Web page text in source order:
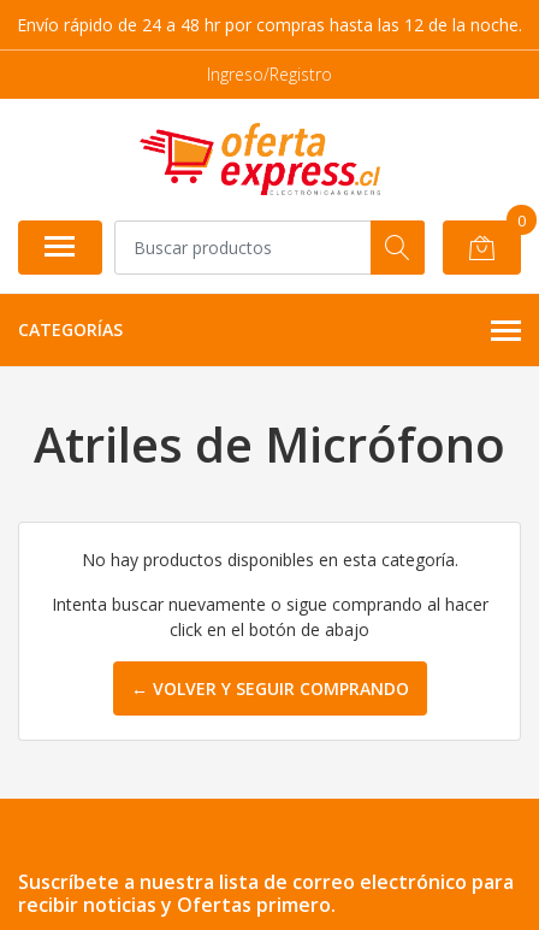
Envío rápido de 24 a 48 hr por compras hasta las 12 de la noche.
Ingreso/Registro
0
CATEGORÍAS
Atriles de Micrófono
No hay productos disponibles en esta categoría.
Intenta buscar nuevamente o sigue comprando al hacer
click en el botón de abajo
← VOLVER Y SEGUIR COMPRANDO
Suscríbete a nuestra lista de correo electrónico para
recibir noticias y Ofertas primero.